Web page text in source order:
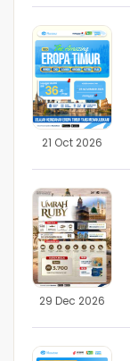
21 Oct 2026
29 Dec 2026